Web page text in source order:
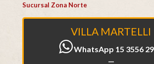
Sucursal Zona Norte
VILLA MARTELLI
WhatsApp 15 3556
—